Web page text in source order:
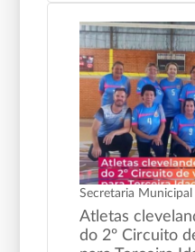
Secretaria
Atletas
do 2º Circuito